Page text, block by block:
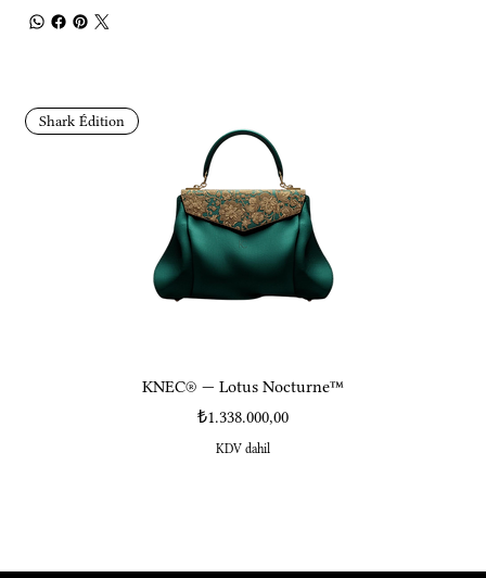
Shark Édition
KNEC® — Lotus Nocturne™
Fiyat
₺1.338.000,00
KDV dahil